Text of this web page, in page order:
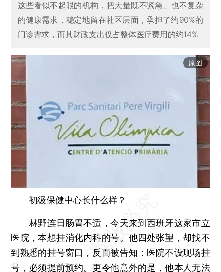
这些看似不起眼的机构，把大量既不紧急、也不复杂
的健康需求，稳定地留在社区层面，承担了约90%的
门诊需求，而其财政支出仅占整体医疗费用的约14%
原图
初级保健中心长什么样？
林野连日肠胃不适，今天来到西班牙这家市立
医院，本想挂消化内科的号。他四处张望，却找不
到熟悉的挂号窗口，反而被告知：医院不设现场挂
号，必须提前预约。更令他意外的是，他本人无法